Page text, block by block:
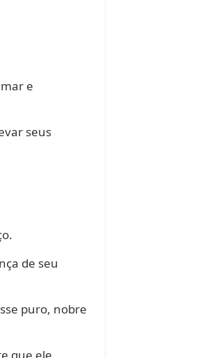
e
seus
de seu
puro, nobre
que ele